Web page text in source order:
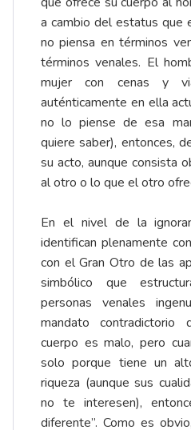
a cambio del estatus que
no piensa en términos
términos venales. El
mujer con cenas y
auténticamente en ella
no lo piense de esa
quiere saber), entonces,
su acto, aunque consista
al otro o lo que el otro
En el nivel de la
identifican plenamente
con el Gran Otro de las
simbólico que
personas venales
mandato
cuerpo es malo, pero
solo porque tiene un
riqueza (aunque sus
no te interesen),
diferente”. Como es